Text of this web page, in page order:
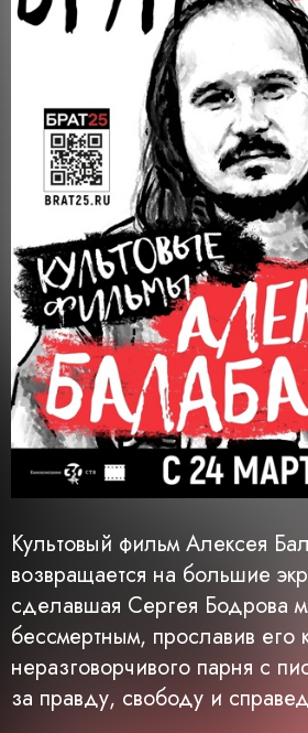
Культовый фильм Алексея
возвращается на большие
сделавшая Сергея Бодрова
бессмертным, прославив его
неразговорчивого парня с
за правду, свободу и